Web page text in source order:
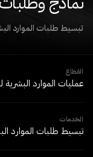
تبسيط طلبات الموارد
القطاع
عمليات الموارد
الخدمات
تبسيط طلبات الموارد